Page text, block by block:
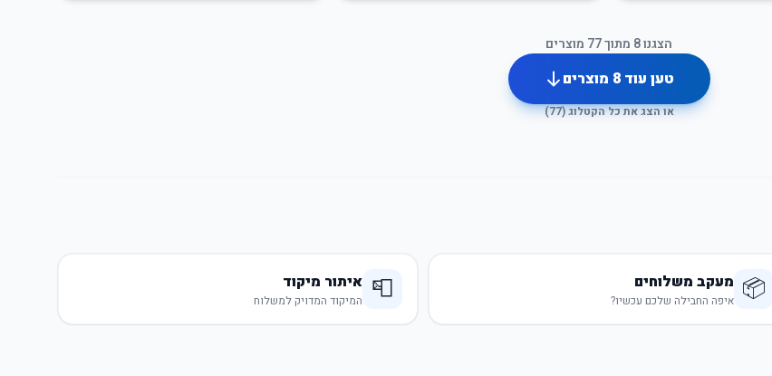
הצגנו8 מתוך77 מוצרים
טען עוד8 מוצרים
או הצג את כל הקטלוג (77
)
📦 מעקב משלוחים
איפה החבילה שלכם עכשיו? 📮 איתור מיקוד
המיקוד המדויק למשלוח